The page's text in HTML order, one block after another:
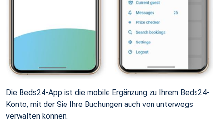
Die Beds24-App ist die mobile Ergänzung zu Ihrem Beds24-
Konto, mit der Sie Ihre Buchungen auch von unterwegs
verwalten können.